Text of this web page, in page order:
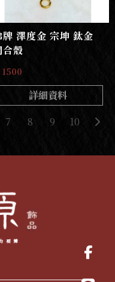
牌 澤度金 宗坤 鈦金
合殼
1500
詳細資料
7 8 9 10